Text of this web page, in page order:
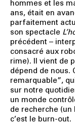
hommes et les
ans, était en
parfaitement
son spectacle
précédent –
consacré aux
rime). Il vient de
dépend de nous.
remarquable”,
sur notre
un monde
de recherche (un
c’est le burn-out.